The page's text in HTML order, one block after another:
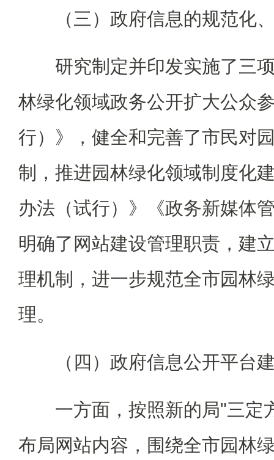
（三）政府信息的规范化、
研究制定并印发实施了三项
林绿化领域政务公开扩大公众
行）》，健全和完善了市民对
制，推进园林绿化领域制度化
办法（试行）》《政务新媒体
明确了网站建设管理职责，建
理机制，进一步规范全市园林
理。
（四）政府信息公开平台
一方面，按照新的局"三定
布局网站内容，围绕全市园林